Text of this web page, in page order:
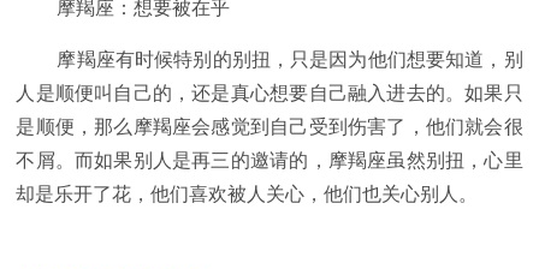
摩羯座：想要被在乎
摩羯座有时候特别的别扭，只是因为他们想要知道，别
人是顺便叫自己的，还是真心想要自己融入进去的。如果只
是顺便，那么摩羯座会感觉到自己受到伤害了，他们就会很
不屑。而如果别人是再三的邀请的，摩羯座虽然别扭，心里
却是乐开了花，他们喜欢被人关心，他们也关心别人。